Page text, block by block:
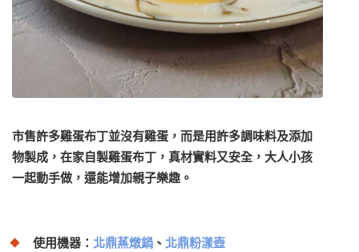
市售許多雞蛋布丁並沒有雞蛋，而是用許多調味料及添加
物製成，在家自製雞蛋布丁，真材實料又安全，大人小孩
一起動手做，還能增加親子樂趣。
使用機器： 北鼎蒸燉鍋 、 北鼎粉漾壺